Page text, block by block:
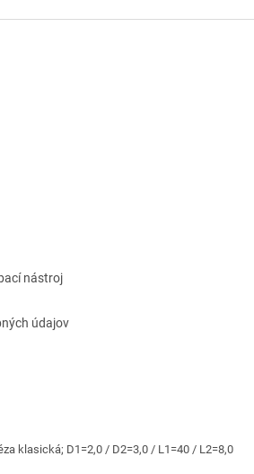
nástroj
údajov
klasická; D1=2,0 / D2=3,0 / L1=40 / L2=8,0